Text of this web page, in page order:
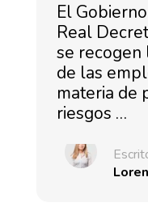
El
Real
se recogen
de las
materia de
riesgos …